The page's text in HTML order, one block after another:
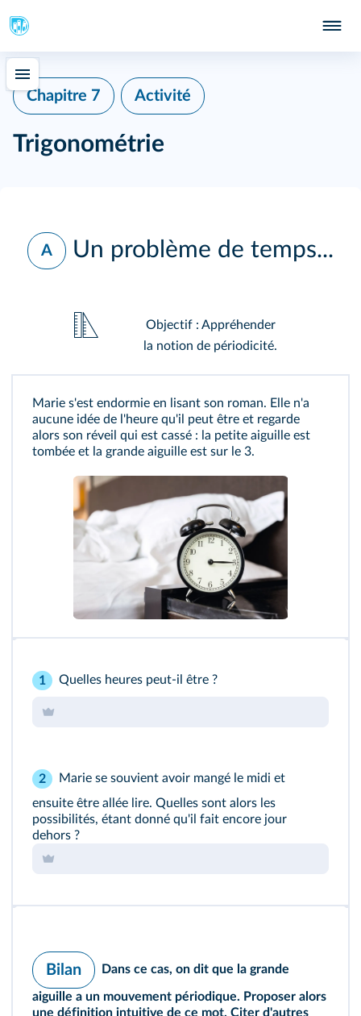
Chapitre 7 Activité
Trigonométrie
A Un problème de temps...
Objectif : Appréhender
la notion de périodicité.
Marie s'est endormie en lisant son roman. Elle n'a
aucune idée de l'heure qu'il peut être et regarde
alors son réveil qui est cassé : la petite aiguille est
tombée et la grande aiguille est sur le 3.
1 Quelles heures peut-il être ?
2
Marie se souvient avoir mangé le midi et
ensuite être allée lire. Quelles sont alors les
possibilités, étant donné qu'il fait encore jour
dehors ?
Bilan Dans ce cas, on dit que la grande
aiguille a un mouvement périodique. Proposer alors
une définition intuitive de ce mot. Citer d'autres